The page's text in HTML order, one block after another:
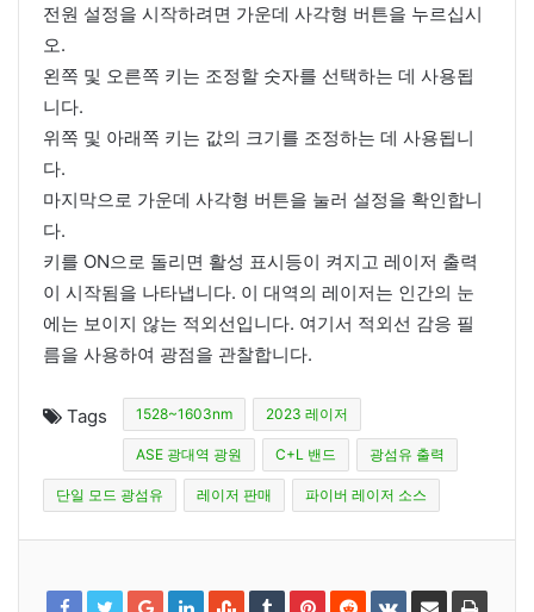
전원 설정을 시작하려면 가운데 사각형 버튼을 누르십시
오.
왼쪽 및 오른쪽 키는 조정할 숫자를 선택하는 데 사용됩
니다.
위쪽 및 아래쪽 키는 값의 크기를 조정하는 데 사용됩니
다.
마지막으로 가운데 사각형 버튼을 눌러 설정을 확인합니
다.
키를 ON으로 돌리면 활성 표시등이 켜지고 레이저 출력
이 시작됨을 나타냅니다. 이 대역의 레이저는 인간의 눈
에는 보이지 않는 적외선입니다. 여기서 적외선 감응 필
름을 사용하여 광점을 관찰합니다.
Tags 1528~1603nm 2023 레이저
ASE 광대역 광원 C+L 밴드 광섬유 출력
단일 모드 광섬유 레이저 판매 파이버 레이저 소스